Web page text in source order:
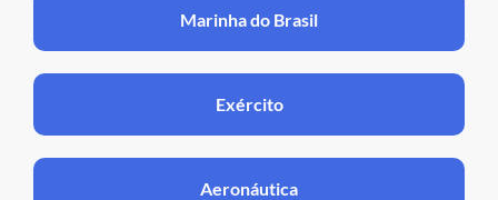
Marinha do Brasil
Exército
Aeronáutica